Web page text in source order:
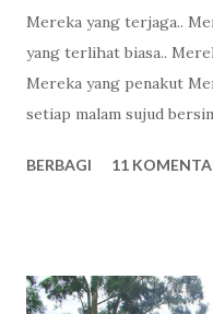
Mereka yang terjaga..
yang terlihat biasa..
Mereka yang penakut
setiap malam sujud
BERBAGI 11